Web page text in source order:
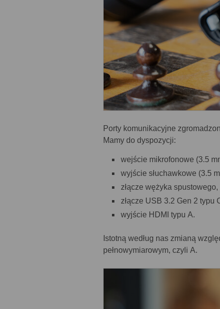
Porty komunikacyjne
Mamy do dyspozycji:
wejście mikrofonowe (3.5
wyjście słuchawkowe (3.5
złącze wężyka spustowego,
złącze USB 3.2 Gen 2 typu
wyjście HDMI typu A.
Istotną według nas zmianą
pełnowymiarowym, czyli A.